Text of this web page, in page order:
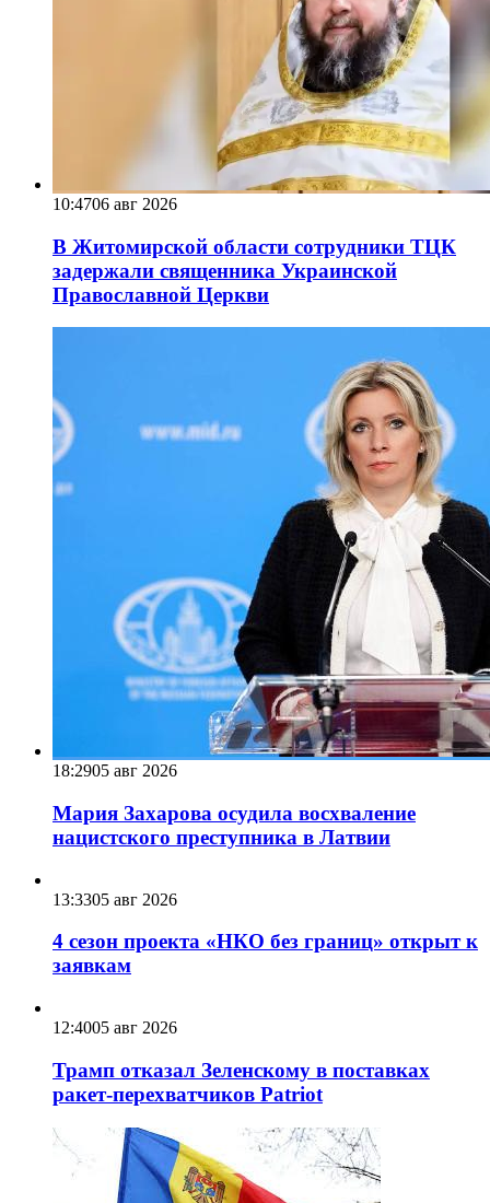
10:4706 авг 2026
В Житомирской области сотрудники ТЦК
задержали священника Украинской
Православной Церкви
18:2905 авг 2026
Мария Захарова осудила восхваление
нацистского преступника в Латвии
13:3305 авг 2026
4 сезон проекта «НКО без границ» открыт к
заявкам
12:4005 авг 2026
Трамп отказал Зеленскому в поставках
ракет-перехватчиков Patriot